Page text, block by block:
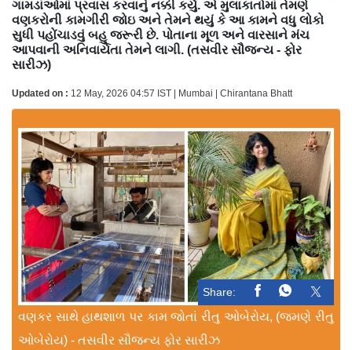
ગામડાંઓમાં પ્રવાસ કરવાનું નક્કી કર્યું. એ મુલાકાતોમાં તેમણે
વણકરોની કામગીરી જોઇ અને તેમને થયું કે આ કામને વધુ લોકો
સુધી પહોંચાડવું બહુ જરૂરી છે. પોતાના મૂળ અને વારસાને મંચ
આપવાની અનિવાર્યતા તેમને લાગી. (તસવીર સૌજન્ય - ફોર
સારીઝ)
Updated on : 12 May, 2026 04:57 IST | Mumbai | Chirantana Bhatt
Share:
વણકર સાથે હાથશાળ પર કામ જોતાં રીતુ ઓબેરોય, (જમણે રીતુ
ઓબેરોય) - તસવીર સૌજન્ય ફોર સારીઝ